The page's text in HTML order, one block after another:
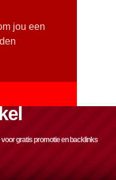
jou een
voor gratis promotie en backlinks